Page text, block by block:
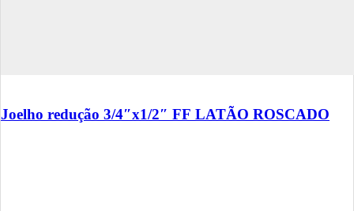
Joelho redução 3/4″x1/2″ FF LATÃO ROSCADO